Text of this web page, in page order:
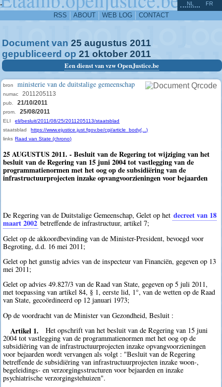
-
RSS ABOUT WEB LOG CONTACT
NL FR
Document van 25 augustus 2011
gepubliceerd op 21 oktober 2011
Een dienst van vzw OpenJustice.be
bron ministerie van de duitstalige gemeenschap
numac 2011205113
pub. 21/10/2011
prom. 25/08/2011
ELI
eli/besluit/2011/08/25/2011205113/staatsblad
staatsblad
https://www.ejustice.just.fgov.be/cgi/article_body(...)
links Raad van State (chrono)
25 AUGUSTUS 2011. - Besluit van de Regering tot wijziging van het
besluit van de Regering van 15 juni 2004 tot vastlegging van de
programmatienormen met het oog op de subsidiëring van de
infrastructuurprojecten inzake opvangvoorzieningen voor bejaarden
De Regering van de Duitstalige Gemeenschap, Gelet op het decreet van 18
maart 2002 betreffende de infrastructuur, artikel 7;
Gelet op de akkoordbevinding van de Minister-President, bevoegd voor
Begroting, d.d. 16 mei 2011;
Gelet op het gunstig advies van de inspecteur van Financiën, gegeven op 13
mei 2011;
Gelet op advies 49.827/3 van de Raad van State, gegeven op 5 juli 2011,
met toepassing van artikel 84, § 1, eerste lid, 1°, van de wetten op de Raad
van State, gecoördineerd op 12 januari 1973;
Op de voordracht van de Minister van Gezondheid, Besluit :
Artikel 1.
Het opschrift van het besluit van de Regering van 15 juni
2004 tot vastlegging van de programmatienormen met het oog op de
subsidiëring van de infrastructuurprojecten inzake opvangvoorzieningen
voor bejaarden wordt vervangen als volgt : "Besluit van de Regering
betreffende de subsidiëring van infrastructuurprojecten inzake woon-,
begeleidings- en verzorgingsstructuren voor bejaarden en inzake
psychiatrische verzorgingstehuizen".
^